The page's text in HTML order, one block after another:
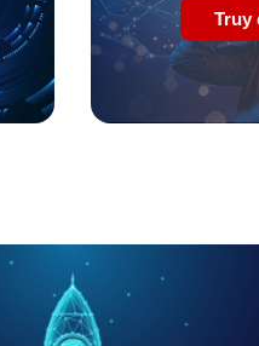
Truy